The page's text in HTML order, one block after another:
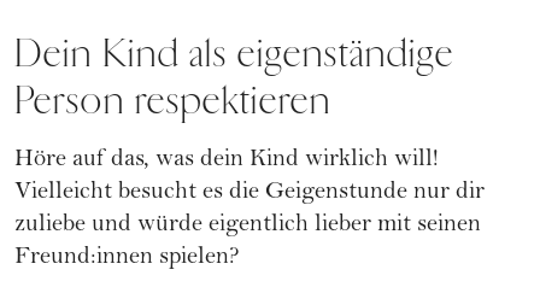
Dein Kind als eigenständige
Person respektieren
Höre auf das, was dein Kind wirklich will!
Vielleicht besucht es die Geigenstunde nur dir
zuliebe und würde eigentlich lieber mit seinen
Freund:innen spielen?